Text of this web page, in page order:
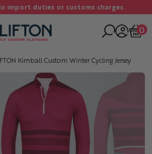
import duties or customs charges.
0
Kimball Custom Winter Cycling Jersey